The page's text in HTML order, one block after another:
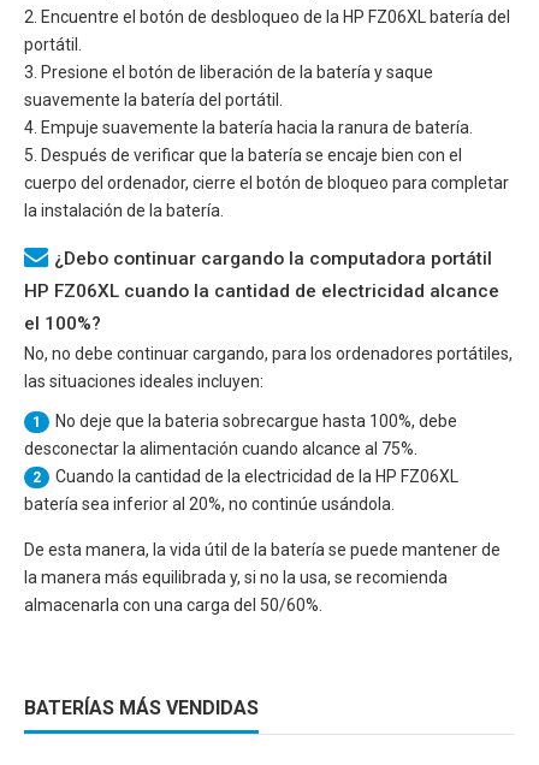
2. Encuentre el botón de desbloqueo de la HP FZ06XL batería del
portátil.
3. Presione el botón de liberación de la batería y saque
suavemente la batería del portátil.
4. Empuje suavemente la batería hacia la ranura de batería.
5. Después de verificar que la batería se encaje bien con el
cuerpo del ordenador, cierre el botón de bloqueo para completar
la instalación de la batería.
¿Debo continuar cargando la computadora portátil
HP FZ06XL cuando la cantidad de electricidad alcance
el 100%?
No, no debe continuar cargando, para los ordenadores portátiles,
las situaciones ideales incluyen:
1
No deje que la bateria sobrecargue hasta 100%, debe
desconectar la alimentación cuando alcance al 75%.
2 Cuando la cantidad de la electricidad de la HP FZ06XL
batería sea inferior al 20%, no continúe usándola.
De esta manera, la vida útil de la batería se puede mantener de
la manera más equilibrada y, si no la usa, se recomienda
almacenarla con una carga del 50/60%.
BATERÍAS MÁS VENDIDAS